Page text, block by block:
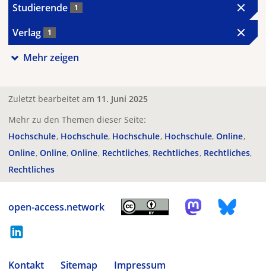
Studierende 1
Verlag 1
Mehr zeigen
Zuletzt bearbeitet am 11. Juni 2025
Mehr zu den Themen dieser Seite:
Hochschule Hochschule Hochschule Hochschule Online
Online Online Online Rechtliches Rechtliches Rechtliches
Rechtliches
open-access.network
Kontakt Sitemap
Impressum